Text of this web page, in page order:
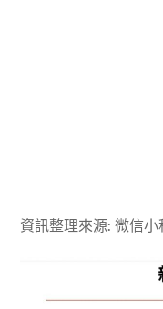
資訊整理來源: 微信